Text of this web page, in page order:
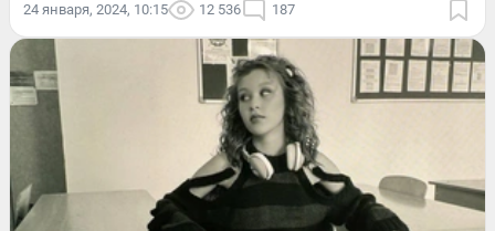
24 января, 2024, 10:15 12 536 187